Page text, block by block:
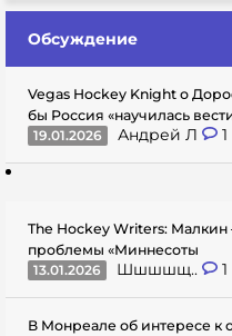
Обсуждение
Vegas Hockey Knight о
бы Россия «научилась
19.01.2026
Андрей Л 1
The Hockey Writers:
проблемы «Миннесоты
13.01.2026
Шшшшщ.. 1
В Монреале об интересе к